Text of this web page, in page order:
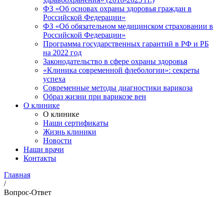
ФЗ «Об основах охраны здоровья граждан в
Российской Федерации»
ФЗ «Об обязательном медицинском страховании в
Российской Федерации»
Программа государственных гарантий в РФ и РБ
на 2022 год
Законодательство в сфере охраны здоровья
«Клиника современной флебологии»: секреты
успеха
Современные методы диагностики варикоза
Образ жизни при варикозе вен
О клинике
О клинике
Наши сертификаты
Жизнь клиники
Новости
Наши врачи
Контакты
Главная
/
Вопрос-Ответ